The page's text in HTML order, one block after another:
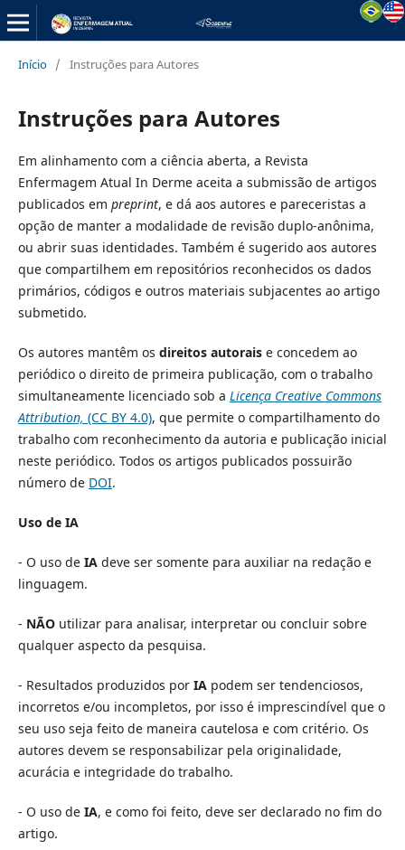
Início / Instruções para Autores
Instruções para Autores
Em alinhamento com a ciência aberta, a Revista
Enfermagem Atual In Derme aceita a submissão de artigos
publicados em preprint, e dá aos autores e pareceristas a
opção de manter a modalidade de revisão duplo-anônima,
ou abrir suas identidades. Também é sugerido aos autores
que compartilhem em repositórios reconhecidos os dados
primários, códigos e outros materiais subjacentes ao artigo
submetido.
Os autores mantêm os direitos autoraise concedem ao
periódico o direito de primeira publicação, com o trabalho
simultaneamente licenciado sob a Licença Creative Commons
Attribution, (CC BY 4.0), que permite o compartilhamento do
trabalho com reconhecimento da autoria e publicação inicial
neste periódico. Todos os artigos publicados possuirão
número de DOI.
Uso de IA
- O uso de IA deve ser somente para auxiliar na redação e
linguagem.
- NÃOutilizar para analisar, interpretar ou concluir sobre
qualquer aspecto da pesquisa.
- Resultados produzidos por IApodem ser tendenciosos,
incorretos e/ou incompletos, por isso é imprescindível que o
seu uso seja feito de maneira cautelosa e com critério. Os
autores devem se responsabilizar pela originalidade,
acurácia e integridade do trabalho.
- O uso de IA, e como foi feito, deve ser declarado no fim do
artigo.